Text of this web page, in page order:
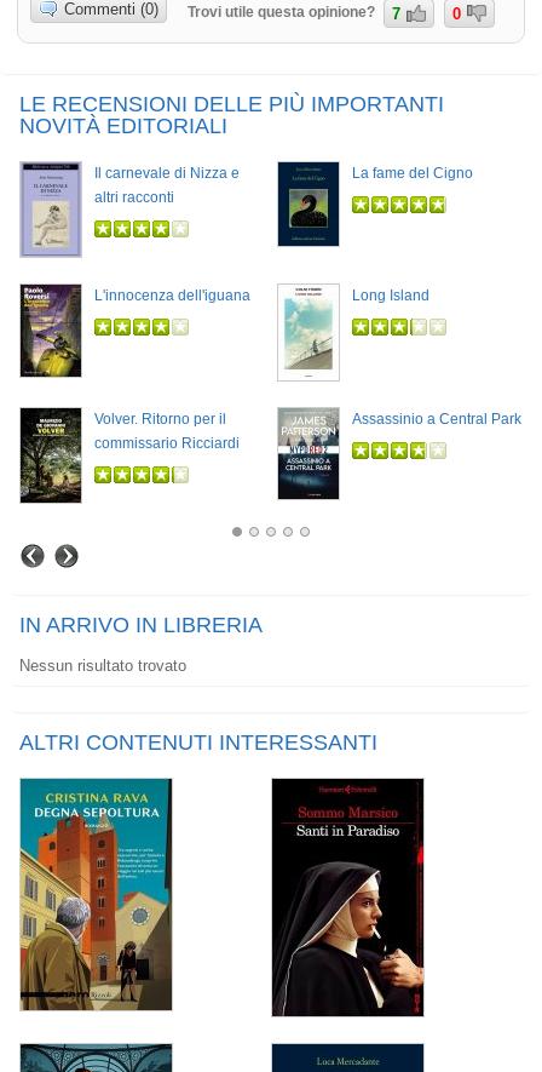
Commenti (0) Trovi utile questa opinione? 7 0
LE RECENSIONI DELLE PIÙ IMPORTANTI
NOVITÀ EDITORIALI
Il carnevale di Nizza e
altri racconti
La fame del Cigno
L'innocenza dell'iguana Long Island
Volver. Ritorno per il
commissario Ricciardi
Assassinio a Central Park
IN ARRIVO IN LIBRERIA
Nessun risultato trovato
ALTRI CONTENUTI INTERESSANTI